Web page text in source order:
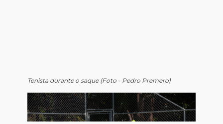
Tenista durante o saque (Foto - Pedro Premero)